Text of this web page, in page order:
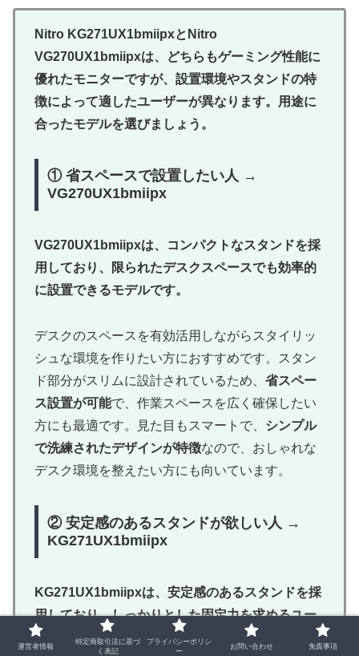
Nitro KG271UX1bmiipxとNitro
VG270UX1bmiipxは、どちらもゲーミング性能に
優れたモニターですが、設置環境やスタンドの特
徴によって適したユーザーが異なります。用途に
合ったモデルを選びましょう。
① 省スペースで設置したい人 →
VG270UX1bmiipx
VG270UX1bmiipxは、コンパクトなスタンドを採
用しており、限られたデスクスペースでも効率的
に設置できるモデルです。
デスクのスペースを有効活用しながらスタイリッ
シュな環境を作りたい方におすすめです。スタン
ド部分がスリムに設計されているため、 省スペー
ス設置が可能で、作業スペースを広く確保したい
方にも最適です。見た目もスマートで、 シンプル
で洗練されたデザインが特徴なので、おしゃれな
デスク環境を整えたい方にも向いています。
② 安定感のあるスタンドが欲しい人 →
KG271UX1bmiipx
KG271UX1bmiipxは、安定感のあるスタンドを採
用しており、しっかりとした固定力を求めるユー
ザーに向いています。
運営者情報
特定商取引法に基づ
く表記
プライバシーポリシ
ー
お問い合わせ 免責事項